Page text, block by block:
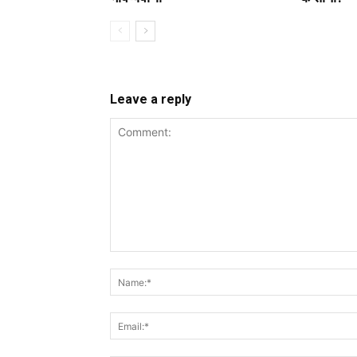
Leave a reply